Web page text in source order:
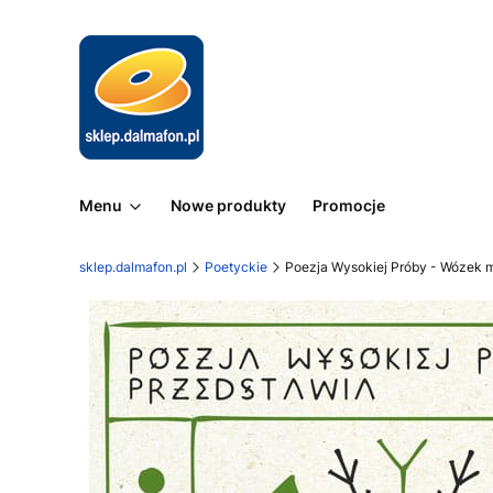
Menu Nowe produkty Promocje
sklep.dalmafon.pl Poetyckie Poezja Wysokiej Próby - Wózek